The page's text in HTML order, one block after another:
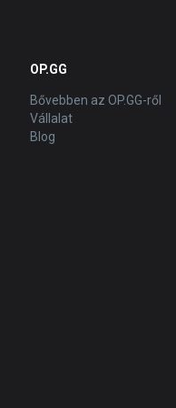
OP.GG
Bővebben az OP.GG-ről
Vállalat
Blog